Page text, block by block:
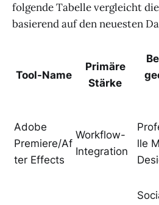
folgende Tabelle vergleicht
basierend auf den neuesten
Tool-Name
Primäre
Stärke
Adobe
Premiere/Af
ter Effects
Workflow-
Integration
lle